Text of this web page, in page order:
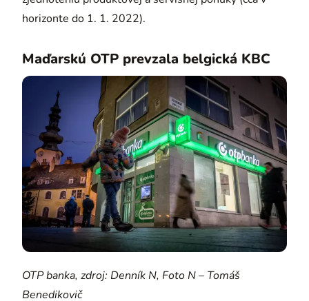
horizonte do 1. 1. 2022).
Maďarskú OTP prevzala belgická KBC
OTP banka, zdroj: Denník N, Foto N – Tomáš
Benedikovič